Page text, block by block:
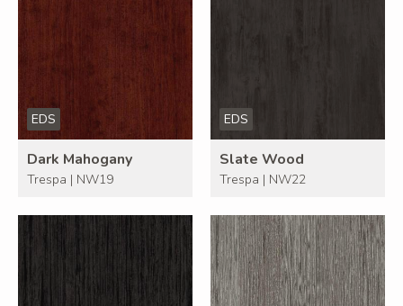
EDS
Dark Mahogany
Trespa | NW19
EDS
Slate Wood
Trespa | NW22